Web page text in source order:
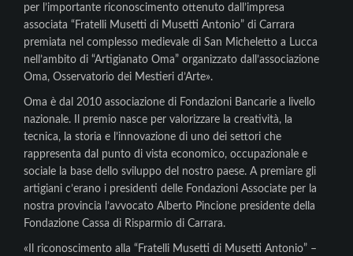
per l’importante riconoscimento ottenuto dall’impresa
associata “Fratelli Musetti di Musetti Antonio” di Carrara
premiata nel complesso medievale di San Micheletto a Lucca
nell’ambito di “Artigianato Oma” organizzato dall’associazione
Oma, Osservatorio dei Mestieri d’Arte».
Oma è dal 2010 associazione di Fondazioni Bancarie a livello
nazionale. Il premio nasce per valorizzare la creatività, la
tecnica, la storia e l’innovazione di uno dei settori che
rappresenta dal punto di vista economico, occupazionale e
sociale la base dello sviluppo del nostro paese. A premiare gli
artigiani c’erano i presidenti delle Fondazioni Associate per la
nostra provincia l’avvocato Alberto Pincione presidente della
Fondazione Cassa di Risparmio di Carrara.
«Il riconoscimento alla “Fratelli Musetti di Musetti Antonio” –